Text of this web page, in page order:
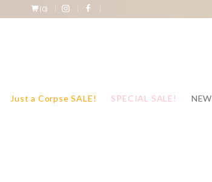
(0)
Just a Corpse SALE! SPECIAL SALE! NEW